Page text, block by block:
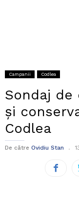
Campanii Codlea
Sondaj de
și
Codlea
De către Ovidiu Stan